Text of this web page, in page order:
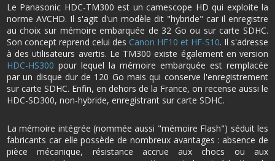
Le Panasonic HDC-TM300 est un camescope HD qui exploite la
norme AVCHD. Il s'agit d'un modèle dit "hybride" car il enregistre
au choix sur mémoire embarquée de 32 Go ou sur carte SDHC.
Son concept reprend celui des Canon HF10 et HF-S10. Il s'adresse
à des utilisateurs avertis. Le TM300 existe également en version
HDC-HS300 pour lequel la mémoire embarquée est remplacée
par un disque dur de 120 Go mais qui conserve l'enregistrement
sur carte SDHC. Enfin, en dehors de la France, on recense aussi le
HDC-SD300, non-hybride, enregistrant sur carte SDHC.
La mémoire intégrée (nommée aussi "mémoire Flash") séduit les
fabricants car elle possède de nombreux avantages : absence de
pièce mécanique, résistance accrue aux chocs ou aux